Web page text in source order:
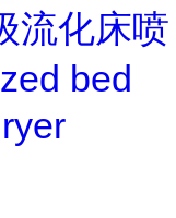
流化床喷
bed